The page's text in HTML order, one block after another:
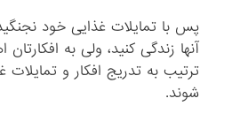
پس با تمایلات غذایی خود
آنها زندگی کنید، ولی به
ترتیب به تدریج افکار و
شوند.